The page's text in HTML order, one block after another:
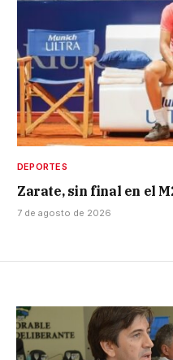
DEPORTES
Zarate, sin final en el
7 de agosto de 2026